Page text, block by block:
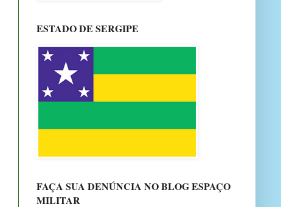
ESTADO DE SERGIPE
FAÇA SUA DENÚNCIA NO BLOG ESPAÇO
MILITAR